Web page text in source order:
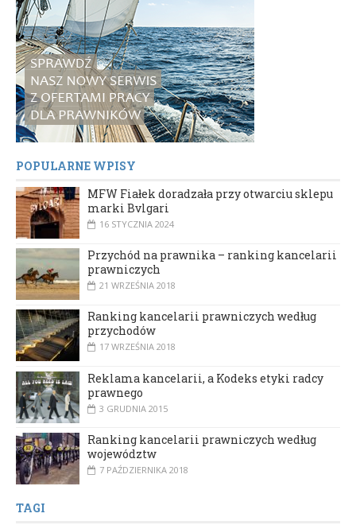
POPULARNE WPISY
MFW Fiałek doradzała przy otwarciu sklepu
marki Bvlgari
16 STYCZNIA 2024
Przychód na prawnika – ranking kancelarii
prawniczych
21 WRZEŚNIA 2018
Ranking kancelarii prawniczych według
przychodów
17 WRZEŚNIA 2018
Reklama kancelarii, a Kodeks etyki radcy
prawnego
3 GRUDNIA 2015
Ranking kancelarii prawniczych według
województw
7 PAŹDZIERNIKA 2018
TAGI